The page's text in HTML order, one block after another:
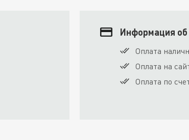
Информация
Оплата
Оплата на
Оплата по